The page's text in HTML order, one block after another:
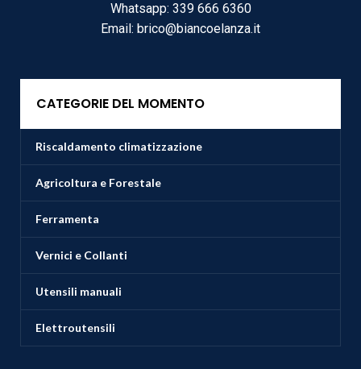
Whatsapp: 339 666 6360
Email: brico@biancoelanza.it
CATEGORIE DEL MOMENTO
Riscaldamento climatizzazione
Agricoltura e Forestale
Ferramenta
Vernici e Collanti
Utensili manuali
Elettroutensili